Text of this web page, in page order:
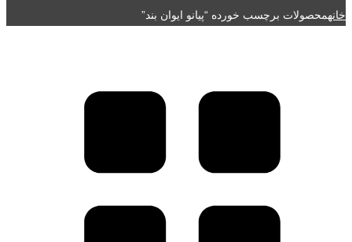
خانهمحصولات برچسب خورده “پیانو ایوان بند”